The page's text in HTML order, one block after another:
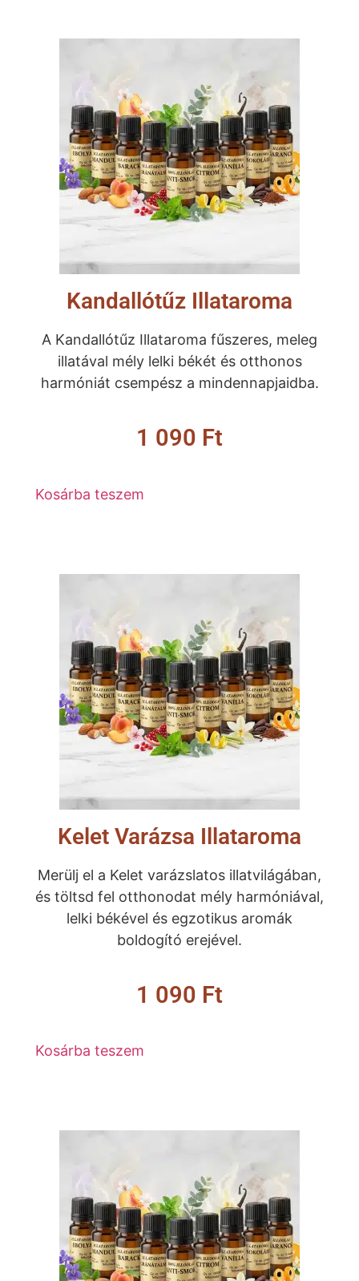
Kandallótűz Illataroma
A Kandallótűz Illataroma fűszeres, meleg
illatával mély lelki békét és otthonos
harmóniát csempész a mindennapjaidba.
1 090 Ft
Kosárba teszem
Kelet Varázsa Illataroma
Merülj el a Kelet varázslatos illatvilágában,
és töltsd fel otthonodat mély harmóniával,
lelki békével és egzotikus aromák
boldogító erejével.
1 090 Ft
Kosárba teszem